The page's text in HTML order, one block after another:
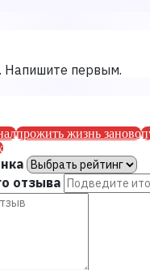
Напишите первым.
прожить жизнь заново
отзыва